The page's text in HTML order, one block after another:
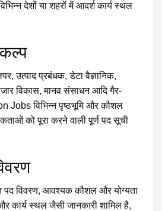
देशों या शहरों में आदर्श कार्य स्थल
उत्पाद प्रबंधक, डेटा वैज्ञानिक,
विकास, मानव संसाधन आदि गैर-
Jobs विभिन्न पृष्ठभूमि और कौशल
को पूरा करने वाली पूर्ण पद सूची
पद विवरण, आवश्यक कौशल और योग्यता
कार्य स्थल जैसी जानकारी शामिल है,